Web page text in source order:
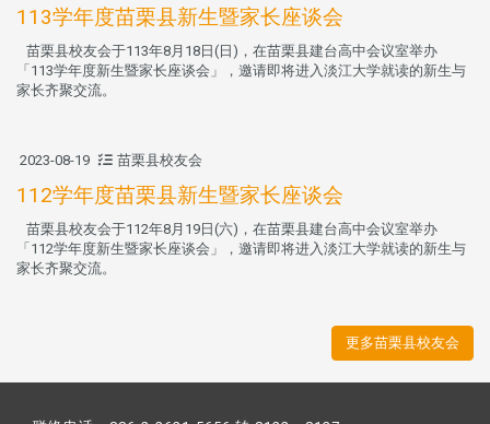
113学年度苗栗县新生暨家长座谈会
苗栗县校友会于113年8月18日(日)，在苗栗县建台高中会议室举办
「113学年度新生暨家长座谈会」，邀请即将进入淡江大学就读的新生与
家长齐聚交流。
2023-08-19 苗栗县校友会
112学年度苗栗县新生暨家长座谈会
苗栗县校友会于112年8月19日(六)，在苗栗县建台高中会议室举办
「112学年度新生暨家长座谈会」，邀请即将进入淡江大学就读的新生与
家长齐聚交流。
更多苗栗县校友会